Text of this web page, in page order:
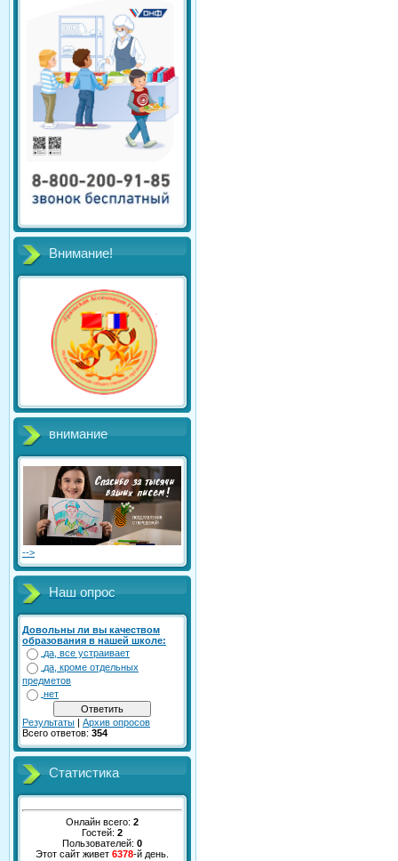
Внимание!
внимание
-->
Наш опрос
Довольны ли вы качеством
образования в нашей школе:
да, все устраивает
да, кроме отдельных
предметов
нет
Результаты | Архив опросов
Всего ответов: 354
Статистика
Онлайн всего: 2
Гостей: 2
Пользователей: 0
Этот сайт живет 6378-й день.